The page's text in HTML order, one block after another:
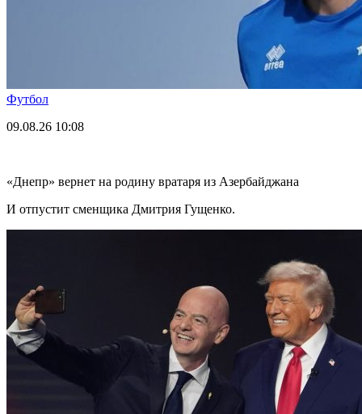
Футбол
09.08.26 10:08
«Днепр» вернет на родину вратаря из Азербайджана
И отпустит сменщика Дмитрия Гущенко.